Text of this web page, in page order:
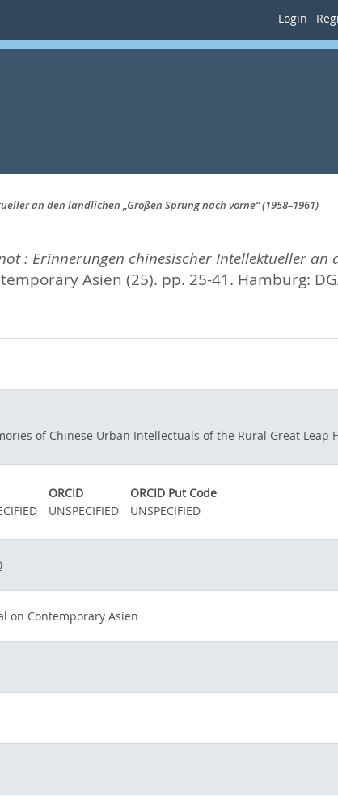
Login
an den ländlichen „Großen Sprung nach vorne“ (1958–1961)
: Erinnerungen chinesischer Intellektueller
Asien (25). pp. 25-41. Hamburg:
of Chinese Urban Intellectuals of the Rural Great Leap
ORCID
ORCID Put Code
UNSPECIFIED UNSPECIFIED
on Contemporary Asien